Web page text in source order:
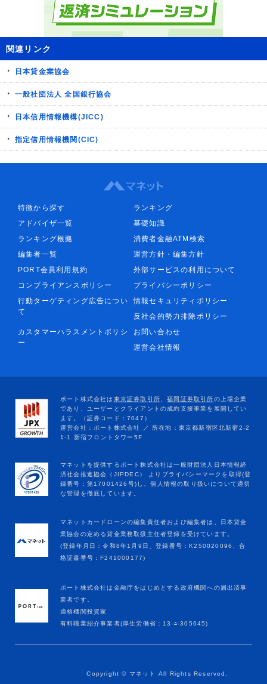
関連リンク
日本貸金業協会
一般社団法人 全国銀行協会
日本信用情報機構(JICC)
指定信用情報機関(CIC)
特徴から探す
ランキング
アドバイザ一覧
基礎知識
ランキング根拠
消費者金融ATM検索
編集者一覧
運営方針・編集方針
PORT会員利用規約
外部サービスの利用について
コンプライアンスポリシー
プライバシーポリシー
行動ターゲティング広告につい
て
情報セキュリティポリシー
反社会的勢力排除ポリシー
カスタマーハラスメントポリシ
ー
お問い合わせ
運営会社情報
マネットカードローンの編集責任者および編集者は、日本貸金
業協会の定める貸金業務取扱主任者登録を受けています。
(登録年月日：令和8年1月9日、登録番号：K250020096、合
格証書番号：F241000177)
ポート株式会社は金融庁をはじめとする政府機関への届出済事
業者です。
適格機関投資家
有料職業紹介事業者(厚生労働省：13-ﾕ-305645)